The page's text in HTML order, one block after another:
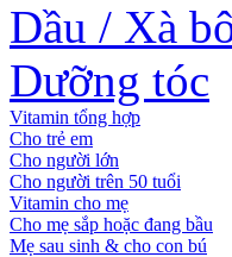
Dầu / Xà
Dưỡng tóc
Vitamin tổng hợp
Cho trẻ em
Cho người lớn
Cho người trên 50 tuổi
Vitamin cho mẹ
Cho mẹ sắp hoặc đang bầu
Mẹ sau sinh & cho con bú